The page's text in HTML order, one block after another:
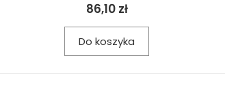
86,10 zł
Do koszyka